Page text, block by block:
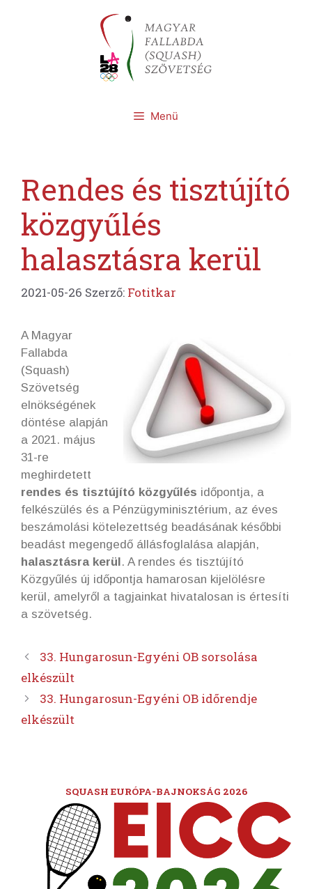
Menü
Rendes és tisztújító
közgyűlés
halasztásra kerül
2021-05-26 Szerző: Fotitkar
A Magyar
Fallabda
(Squash)
Szövetség
elnökségének
döntése alapján
a 2021. május
31-re
meghirdetett
rendes és tisztújító közgyűlés időpontja, a
felkészülés és a Pénzügyminisztérium, az éves
beszámolási kötelezettség beadásának későbbi
beadást megengedő állásfoglalása alapján,
halasztásra kerül . A rendes és tisztújító
Közgyűlés új időpontja hamarosan kijelölésre
kerül, amelyről a tagjainkat hivatalosan is értesíti
a szövetség.
33. Hungarosun-Egyéni OB sorsolása
elkészült
33. Hungarosun-Egyéni OB időrendje
elkészült
SQUASH EURÓPA-BAJNOKSÁG 2026